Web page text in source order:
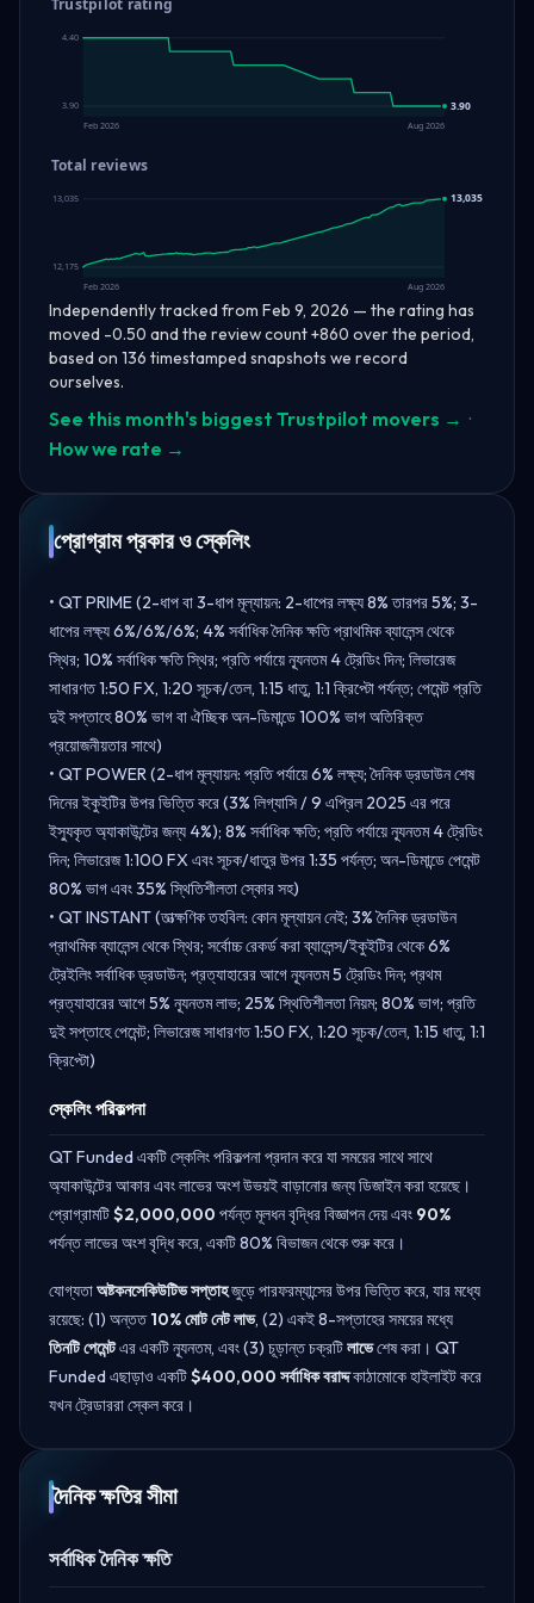
4.40
3.90 3.90
Feb 2026 Aug 2026
Total reviews
13,035
12,175
13,035
Feb 2026 Aug 2026
Independently tracked from Feb 9, 2026 — the rating has
moved -0.50 and the review count +860 over the period,
based on 136 timestamped snapshots we record
ourselves.
See this month's biggest Trustpilot movers → ·
How we rate →
প্রোগ্রাম প্রকার ও স্কেলিং
• QT PRIME (2-ধাপ বা 3-ধাপ মূল্যায়ন: 2-ধাপের লক্ষ্য 8% তারপর 5%; 3-
ধাপের লক্ষ্য 6%/6%/6%; 4% সর্বাধিক দৈনিক ক্ষতি প্রাথমিক ব্যালেন্স থেকে
স্থির; 10% সর্বাধিক ক্ষতি স্থির; প্রতি পর্যায়ে ন্যূনতম 4 ট্রেডিং দিন; লিভারেজ
সাধারণত 1:50 FX, 1:20 সূচক/তেল, 1:15 ধাতু, 1:1 ক্রিপ্টো পর্যন্ত; পেমেন্ট প্রতি
দুই সপ্তাহে 80% ভাগ বা ঐচ্ছিক অন-ডিমান্ডে 100% ভাগ অতিরিক্ত
প্রয়োজনীয়তার সাথে)
• QT POWER (2-ধাপ মূল্যায়ন: প্রতি পর্যায়ে 6% লক্ষ্য; দৈনিক ড্রডাউন শেষ
দিনের ইকুইটির উপর ভিত্তি করে (3% লিগ্যাসি / 9 এপ্রিল 2025 এর পরে
ইস্যুকৃত অ্যাকাউন্টের জন্য 4%); 8% সর্বাধিক ক্ষতি; প্রতি পর্যায়ে ন্যূনতম 4 ট্রেডিং
দিন; লিভারেজ 1:100 FX এবং সূচক/ধাতুর উপর 1:35 পর্যন্ত; অন-ডিমান্ডে পেমেন্ট
80% ভাগ এবং 35% স্থিতিশীলতা স্কোর সহ)
• QT INSTANT (তাত্ক্ষণিক তহবিল: কোন মূল্যায়ন নেই; 3% দৈনিক ড্রডাউন
প্রাথমিক ব্যালেন্স থেকে স্থির; সর্বোচ্চ রেকর্ড করা ব্যালেন্স/ইকুইটির থেকে 6%
ট্রেইলিং সর্বাধিক ড্রডাউন; প্রত্যাহারের আগে ন্যূনতম 5 ট্রেডিং দিন; প্রথম
প্রত্যাহারের আগে 5% ন্যূনতম লাভ; 25% স্থিতিশীলতা নিয়ম; 80% ভাগ; প্রতি
দুই সপ্তাহে পেমেন্ট; লিভারেজ সাধারণত 1:50 FX, 1:20 সূচক/তেল, 1:15 ধাতু, 1:1
ক্রিপ্টো)
স্কেলিং পরিকল্পনা
QT Funded একটি স্কেলিং পরিকল্পনা প্রদান করে যা সময়ের সাথে সাথে
অ্যাকাউন্টের আকার এবং লাভের অংশ উভয়ই বাড়ানোর জন্য ডিজাইন করা হয়েছে।
প্রোগ্রামটি$2,000,000 পর্যন্ত মূলধন বৃদ্ধির বিজ্ঞাপন দেয় এবং 90%
পর্যন্ত লাভের অংশ বৃদ্ধি করে, একটি 80% বিভাজন থেকে শুরু করে।
যোগ্যতাঅষ্টকনসেকিউটিভ সপ্তাহজুড়ে পারফরম্যান্সের উপর ভিত্তি করে, যার মধ্যে
রয়েছে: (1) অন্তত10% মোট নেট লাভ, (2) একই 8-সপ্তাহের সময়ের মধ্যে
তিনটি পেমেন্টএর একটি ন্যূনতম, এবং (3) চূড়ান্ত চক্রটিলাভেশেষ করা। QT
Funded এছাড়াও একটি$400,000 সর্বাধিক বরাদ্দকাঠামোকে হাইলাইট করে
যখন ট্রেডাররা স্কেল করে।
দৈনিক ক্ষতির সীমা
সর্বাধিক দৈনিক ক্ষতি